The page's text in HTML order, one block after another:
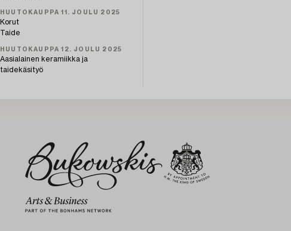
HUUTOKAUPPA 11. JOULU 2025
Korut
Taide
HUUTOKAUPPA 12. JOULU 2025
Aasialainen keramiikka ja
taidekäsityö